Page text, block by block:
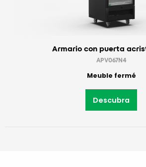
Armario con puerta
APV067N4
Meuble fermé
Descubra